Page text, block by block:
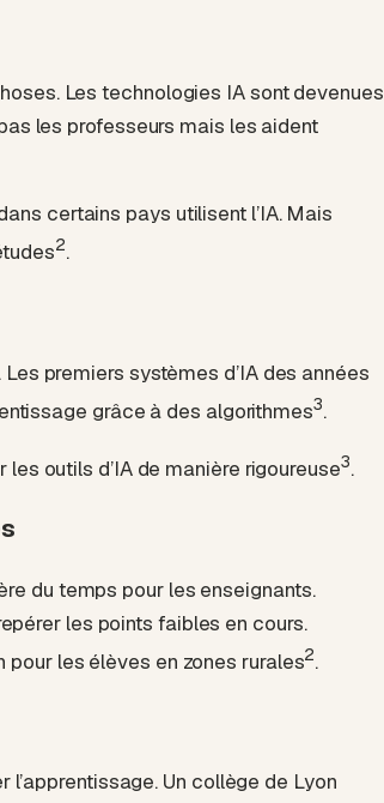
Les technologies IA sont devenues
les professeurs mais les aident
certains pays utilisent l’IA. Mais
2.
premiers systèmes d’IA des années
grâce à des algorithmes3.
outils d’IA de manière rigoureuse3.
du temps pour les enseignants.
les points faibles en cours.
pour les élèves en zones rurales2.
l’apprentissage. Un collège de Lyon